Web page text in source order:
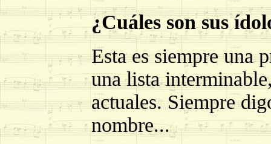
¿Cuáles son sus
Esta es siempre una
una lista
actuales. Siempre
nombre...